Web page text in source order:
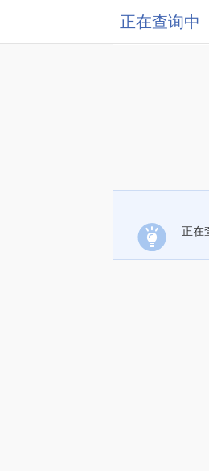
正在查询中
正在